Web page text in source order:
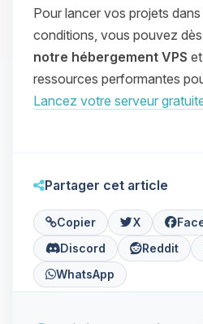
Pour lancer vos projets dans
conditions, vous pouvez
notre hébergement VPS
ressources performantes
Lancez votre serveur
Partager cet article
Copier X
Discord
Reddit
WhatsApp